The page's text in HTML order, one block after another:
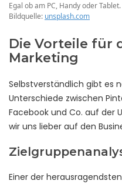
Egal ob am PC, Handy oder
Bildquelle: unsplash.com
Die Vorteile für
Marketing
Selbstverständlich gibt es
Unterschiede zwischen
Facebook und Co. auf der
wir uns lieber auf den
Einer der